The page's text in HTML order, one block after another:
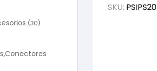
SKU:
(30)